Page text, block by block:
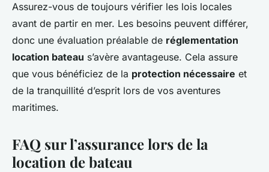
Assurez-vous de toujours vérifier les lois locales
avant de partir en mer. Les besoins peuvent différer,
donc une évaluation préalable de réglementation
location bateau s’avère avantageuse. Cela assure
que vous bénéficiez de la protection nécessaire et
de la tranquillité d’esprit lors de vos aventures
maritimes.
FAQ sur l’assurance lors de la
location de bateau